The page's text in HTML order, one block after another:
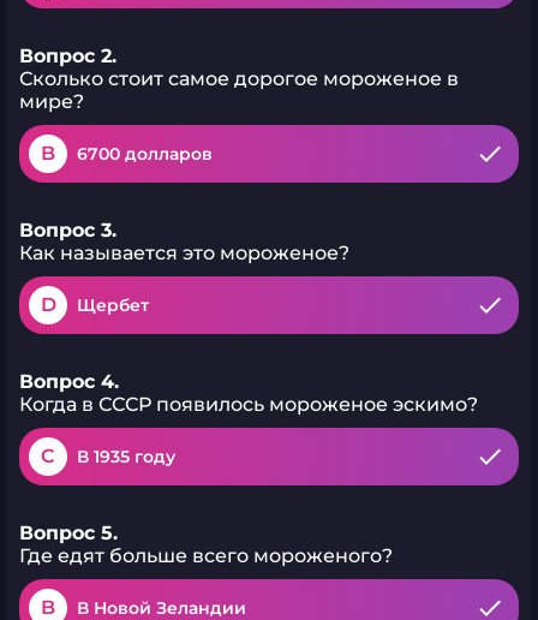
Вопрос 2.
Сколько стоит самое дорогое мороженое в
мире?
B 6700 долларов
Вопрос 3.
Как называется это мороженое?
D Щербет
Вопрос 4.
Когда в СССР появилось мороженое эскимо?
C В 1935 году
Вопрос 5.
Где едят больше всего мороженого?
B В Новой Зеландии